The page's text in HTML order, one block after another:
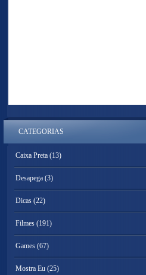
CATEGORIAS
Caixa Preta (13)
Desapega (3)
Dicas (22)
Filmes (191)
Games (67)
Mostra Eu (25)